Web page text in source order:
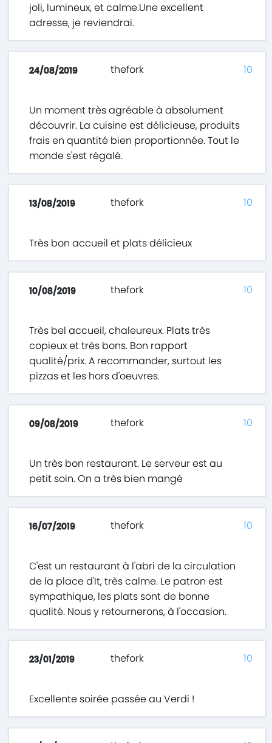
joli, lumineux, et calme.Une excellent
adresse, je reviendrai.
24/08/2019 thefork
Un moment très agréable à absolument
découvrir. La cuisine est délicieuse, produits
frais en quantité bien proportionnée. Tout le
monde s'est régalé.
10
13/08/2019 thefork
Très bon accueil et plats délicieux
10
10/08/2019 thefork
Très bel accueil, chaleureux. Plats très
copieux et très bons. Bon rapport
qualité/prix. A recommander, surtout les
pizzas et les hors d'oeuvres.
10
09/08/2019 thefork
Un très bon restaurant. Le serveur est au
petit soin. On a très bien mangé
10
16/07/2019 thefork
C'est un restaurant à l'abri de la circulation
de la place d'It, très calme. Le patron est
sympathique, les plats sont de bonne
qualité. Nous y retournerons, à l'occasion.
10
23/01/2019 thefork
Excellente soirée passée au Verdi !
10